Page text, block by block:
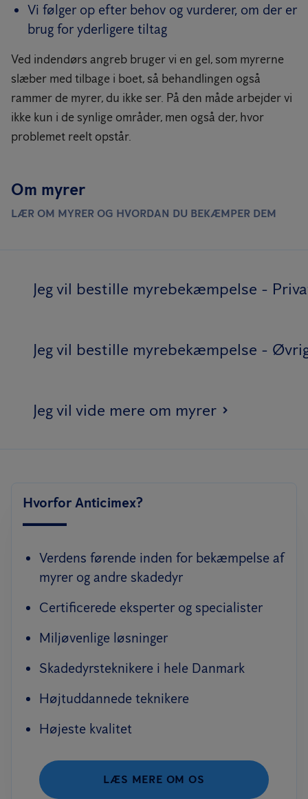
Vi følger op efter behov og vurderer, om der er
brug for yderligere tiltag
Ved indendørs angreb bruger vi en gel, som myrerne
slæber med tilbage i boet, så behandlingen også
rammer de myrer, du ikke ser. På den måde arbejder vi
ikke kun i de synlige områder, men også der, hvor
problemet reelt opstår.
Om myrer
LÆR OM MYRER OG HVORDAN DU BEKÆMPER DEM
Jeg vil bestille myrebekæmpelse -
Jeg vil bestille myrebekæmpelse -
Jeg vil vide mere om myrer
Hvorfor Anticimex?
Verdens førende inden for bekæmpelse af
myrer og andre skadedyr
Certificerede eksperter og specialister
Miljøvenlige løsninger
Skadedyrsteknikere i hele Danmark
Højtuddannede teknikere
Højeste kvalitet
LÆS MERE OM OS